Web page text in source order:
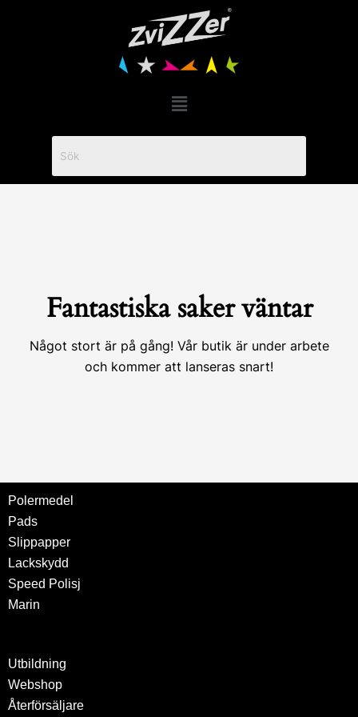
Menu
Fantastiska saker väntar
Något stort är på gång! Vår butik är under arbete
och kommer att lanseras snart!
Polermedel
Pads
Slippapper
Lackskydd
Speed Polisj
Marin
Utbildning
Webshop
Återförsäljare